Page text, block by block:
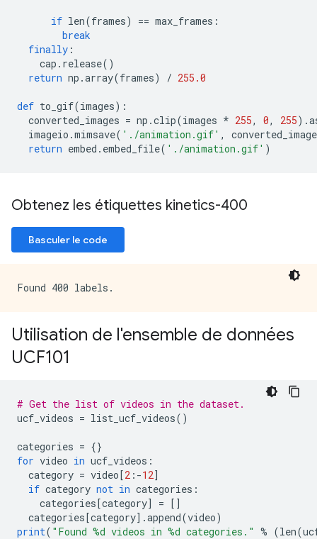
if len(frames) == max_frames :
break
finally :
cap . release()
return np .array(frames) / 255.0
def to_gif(images):
converted_images = np .clip(images * 255, 0, 255).
imageio .mimsave( './animation.gif' ,
return embed . embed_file( './animation.gif' )
Obtenez les étiquettes kinetics-400
Basculer le code
Utilisation de l'ensemble de données
UCF101
# Get the list of videos in the dataset.
ucf_videos = list_ucf_videos()
categories = {}
for video in ucf_videos :
category = video[2 :-12]
if category not in categories :
categories[category] = []
categories[category].append(video)
print( "Found %d videos in %d categories." % (len(